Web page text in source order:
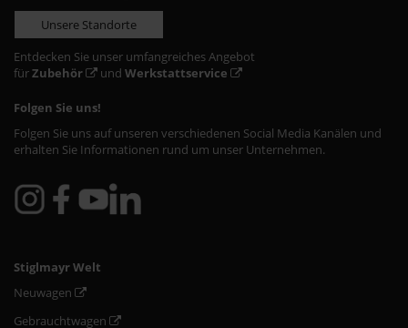
Unsere Standorte
Entdecken Sie unser umfangreiches Angebot
fürZubehör und Werkstattservice
Folgen Sie uns!
Folgen Sie uns auf unseren verschiedenen Social Media Kanälen und
erhalten Sie Informationen rund um unser Unternehmen.
Stiglmayr Welt
Neuwagen
Gebrauchtwagen